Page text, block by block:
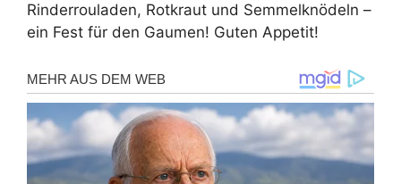
Rinderrouladen, Rotkraut und Semmelknödeln –
ein Fest für den Gaumen! Guten Appetit!